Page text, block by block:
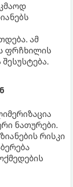
ამ
ფრჩხილის
ნათურები.
რისკი